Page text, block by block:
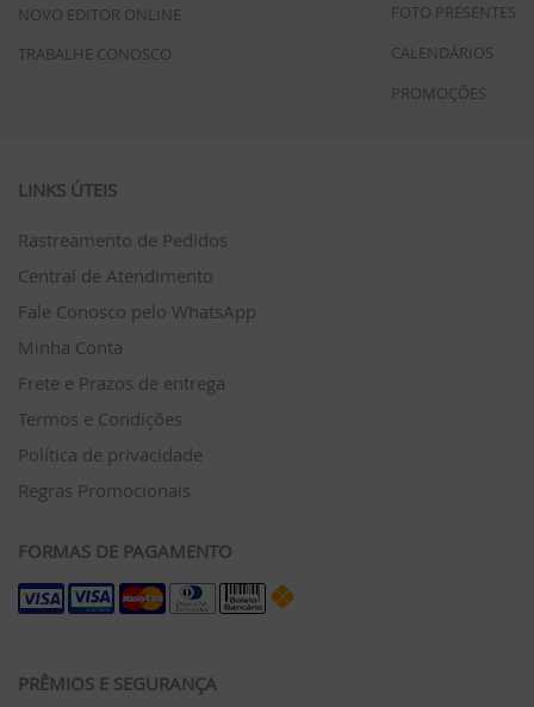
NOVO EDITOR ONLINE
TRABALHE CONOSCO
FOTO PRESENTES
CALENDÁRIOS
PROMOÇÕES
LINKS ÚTEIS
Rastreamento de Pedidos
Central de Atendimento
Fale Conosco pelo WhatsApp
Minha Conta
Frete e Prazos de entrega
Termos e Condições
Política de privacidade
Regras Promocionais
FORMAS DE PAGAMENTO
PRÊMIOS E SEGURANÇA